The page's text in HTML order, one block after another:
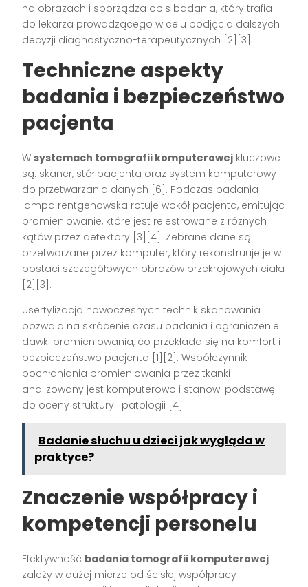
na obrazach i sporządza opis badania, który trafia
do lekarza prowadzącego w celu podjęcia dalszych
decyzji diagnostyczno-terapeutycznych [2][3] .
Techniczne aspekty
badania i bezpieczeństwo
pacjenta
W systemach tomografii komputerowej kluczowe
są: skaner, stół pacjenta oraz system komputerowy
do przetwarzania danych [6] . Podczas badania
lampa rentgenowska rotuje wokół pacjenta, emitując
promieniowanie, które jest rejestrowane z różnych
kątów przez detektory [3][4] . Zebrane dane są
przetwarzane przez komputer, który rekonstruuje je w
postaci szczegółowych obrazów przekrojowych ciała
[2][3] .
Usertylizacja nowoczesnych technik skanowania
pozwala na skrócenie czasu badania i ograniczenie
dawki promieniowania, co przekłada się na komfort i
bezpieczeństwo pacjenta [1][2] . Współczynnik
pochłaniania promieniowania przez tkanki
analizowany jest komputerowo i stanowi podstawę
do oceny struktury i patologii [4] .
Badanie słuchu u dzieci jak wygląda w
praktyce?
Znaczenie współpracy i
kompetencji personelu
Efektywność badania tomografii komputerowej
zależy w dużej mierze od ścisłej współpracy